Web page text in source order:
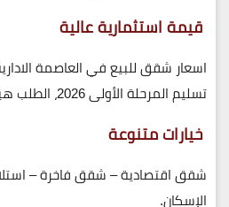
قيمة استثمارية عالية
اسعار شقق للبيع في العاصمة
تسليم المرحلة الأولى 2026، الطلب هيزيد أكتر.
خيارات متنوعة
شقق اقتصادية – شقق فاخرة –
الإسكان.